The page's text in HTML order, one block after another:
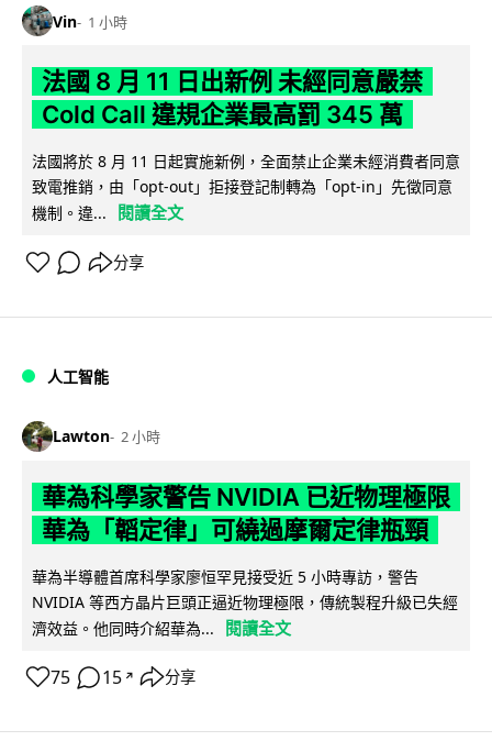
Vin 1 小時
法國 8 月 11 日出新例 未經同意嚴禁
Cold Call 違規企業最高罰 345 萬
法國將於 8 月 11 日起實施新例，全面禁止企業未經消費者同意
致電推銷，由「opt-out」拒接登記制轉為「opt-in」先徵同意
機制。違...
閱讀全文
分享
人工智能
Lawton 2 小時
華為科學家警告 NVIDIA 已近物理極限
華為「韜定律」可繞過摩爾定律瓶頸
華為半導體首席科學家廖恒罕見接受近 5 小時專訪，警告
NVIDIA 等西方晶片巨頭正逼近物理極限，傳統製程升級已失經
濟效益。他同時介紹華為...
閱讀全文
75 15 ↗ 分享